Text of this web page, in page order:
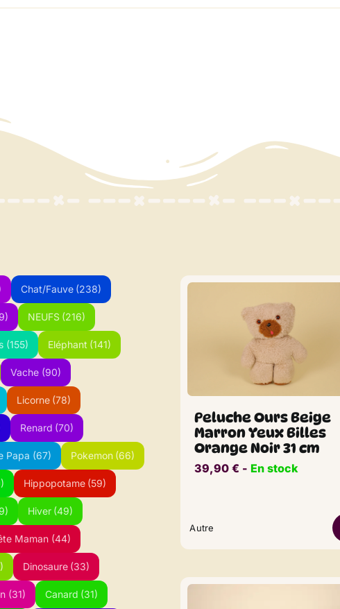
Chat/Fauve (238)
NEUFS (216)
(155) Eléphant (141)
Vache (90)
Licorne (78)
Renard (70)
Papa (67) Pokemon (66)
Hippopotame (59)
Hiver (49)
Maman (44)
Dinosaure (33)
(31) Canard (31)
Peluche Ours Beige
Marron Yeux Billes
Orange Noir 31 cm
39,90€ ​​ -En stock
Autre